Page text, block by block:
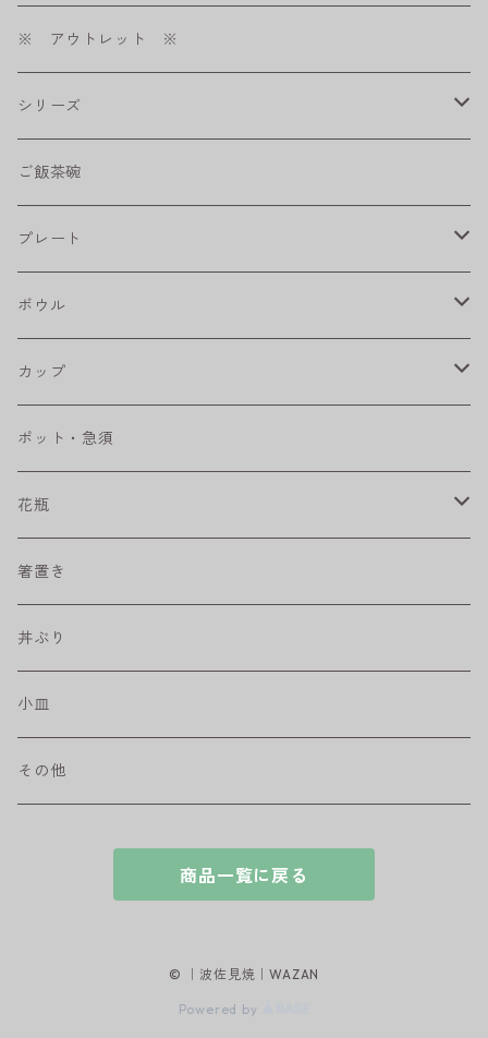
※ アウトレット ※
シリーズ
shabby chic style
フラワーパレード
八角シリーズ
RONDE
ベベルボウル
プリーツ
藍駒
ワビカップ
ハンディ小皿
和ミモザ
ご飯茶碗
プレート
楕円皿
丸皿
長皿
角皿
取皿
盛皿
カレー＆パスタ皿
ボウル
大鉢
中鉢
小鉢
カップ
カップ
マグカップ
フリーカップ
そば猪口
ポット・急須
花瓶
水差し
箸置き
丼ぶり
小皿
その他
商品一覧に戻る
© ｜波佐見焼｜WAZAN
Powered by